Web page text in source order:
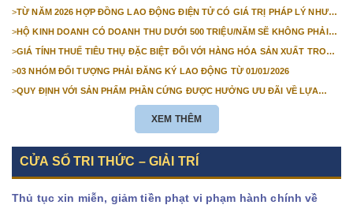
>TỪ NĂM 2026 HỢP ĐỒNG LAO ĐỘNG ĐIỆN TỬ CÓ GIÁ TRỊ PHÁP LÝ NHƯ
>HỘ KINH DOANH CÓ DOANH THU DƯỚI 500 TRIỆU/NĂM SẼ KHÔNG PHẢI
>GIÁ TÍNH THUẾ TIÊU THỤ ĐẶC BIỆT ĐỐI VỚI HÀNG HÓA SẢN XUẤT TRONG
>03 NHÓM ĐỐI TƯỢNG PHẢI ĐĂNG KÝ LAO ĐỘNG TỪ 01/01/2026
>QUY ĐỊNH VỚI SẢN PHẨM PHẦN CỨNG ĐƯỢC HƯỞNG ƯU ĐÃI VỀ LỰA
XEM THÊM
CỬA SỔ TRI THỨC – GIẢI TRÍ
Thủ tục xin miễn, giảm tiền phạt vi phạm hành chính về